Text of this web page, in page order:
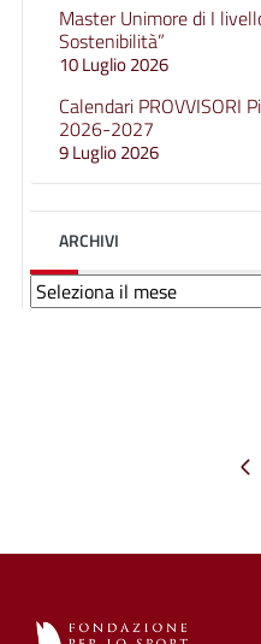
Master Unimore di I
Sostenibilità”
10 Luglio 2026
Calendari PROVVISORI
2026-2027
9 Luglio 2026
ARCHIVI
Archivi
Pagina